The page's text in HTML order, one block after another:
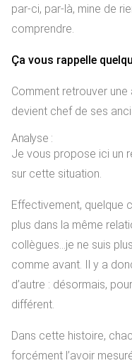
par-ci, par-là, mine de
comprendre.
Ça vous rappelle
Comment retrouver une
devient chef de ses
Analyse :
Je vous propose ici un
sur cette situation.
Effectivement, quelque
plus dans la même
collègues...je ne suis
comme avant. Il y a
d’autre : désormais,
différent.
Dans cette histoire,
forcément l’avoir